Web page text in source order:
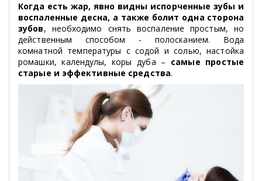
Когда есть жар, явно видны испорченные зубы и
воспаленные десна, а также болит одна сторона
зубов, необходимо снять воспаление простым, но
действенным способом - полосканием. Вода
комнатной температуры с содой и солью, настойка
ромашки, календулы, коры дуба – самые простые
старые и эффективные средства.